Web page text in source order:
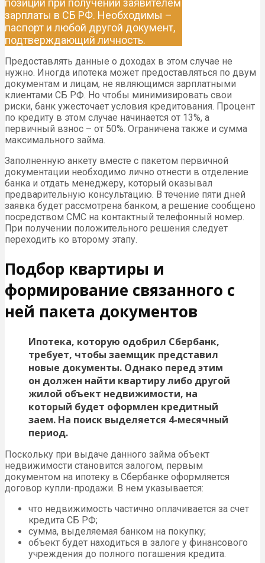
позиций при получении заявителем
зарплаты в СБ РФ. Необходимы –
паспорт и любой другой документ,
подтверждающий личность.
Предоставлять данные о доходах в этом случае не
нужно. Иногда ипотека может предоставляться по двум
документам и лицам, не являющимся зарплатными
клиентами СБ РФ. Но чтобы минимизировать свои
риски, банк ужесточает условия кредитования. Процент
по кредиту в этом случае начинается от 13%, а
первичный взнос – от 50%. Ограничена также и сумма
максимального займа.
Заполненную анкету вместе с пакетом первичной
документации необходимо лично отнести в отделение
банка и отдать менеджеру, который оказывал
предварительную консультацию. В течение пяти дней
заявка будет рассмотрена банком, а решение сообщено
посредством СМС на контактный телефонный номер.
При получении положительного решения следует
переходить ко второму этапу.
Подбор квартиры и
формирование связанного с
ней пакета документов
Ипотека, которую одобрил Сбербанк,
требует, чтобы заемщик представил
новые документы. Однако перед этим
он должен найти квартиру либо другой
жилой объект недвижимости, на
который будет оформлен кредитный
заем. На поиск выделяется 4-месячный
период.
Поскольку при выдаче данного займа объект
недвижимости становится залогом, первым
документом на ипотеку в Сбербанке оформляется
договор купли-продажи. В нем указывается:
что недвижимость частично оплачивается за счет
кредита СБ РФ;
сумма, выделяемая банком на покупку;
объект будет находиться в залоге у финансового
учреждения до полного погашения кредита.